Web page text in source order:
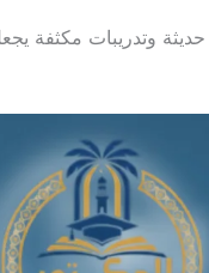
وتدريبات مكثفة